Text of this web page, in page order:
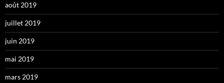
août 2019
juillet 2019
juin 2019
mai 2019
mars 2019